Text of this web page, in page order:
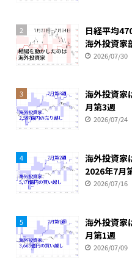
2
日経平均
海外投資
2026/07/30
3
海外投資
月第3週
2026/07/24
4
海外投資家
2026年7月
2026/07/16
5
海外投資
月第1週
2026/07/09